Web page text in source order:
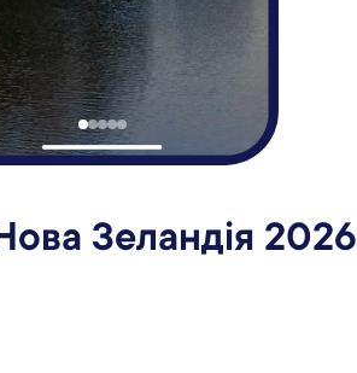
Зеландія 2026